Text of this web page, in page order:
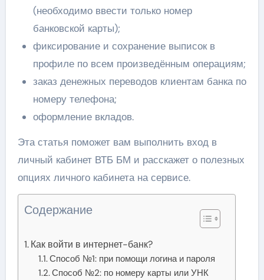
(необходимо ввести только номер
банковской карты);
фиксирование и сохранение выписок в
профиле по всем произведённым операциям;
заказ денежных переводов клиентам банка по
номеру телефона;
оформление вкладов.
Эта статья поможет вам выполнить вход в
личный кабинет ВТБ БМ и расскажет о полезных
опциях личного кабинета на сервисе.
Содержание
Как войти в интернет-банк?
Способ №1: при помощи логина и пароля
Способ №2: по номеру карты или УНК